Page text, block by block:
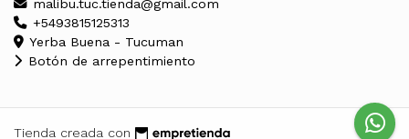
malibu.tuc.tienda@gmail.com
+5493815125313
Yerba Buena - Tucuman
Botón de arrepentimiento
Tienda creada con